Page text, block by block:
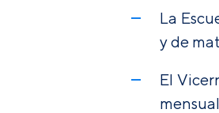
La
y de
El